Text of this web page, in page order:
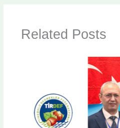
Related Posts